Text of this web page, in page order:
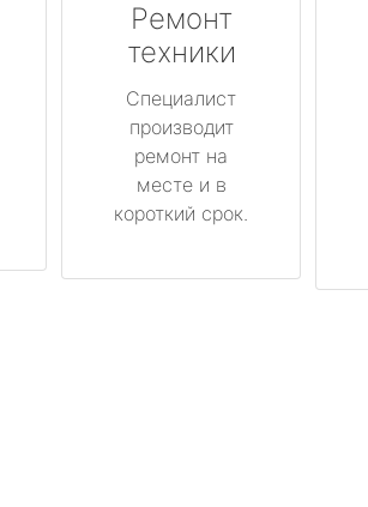
Ремонт
техники
Специалист
производит
ремонт на
месте и в
короткий срок.